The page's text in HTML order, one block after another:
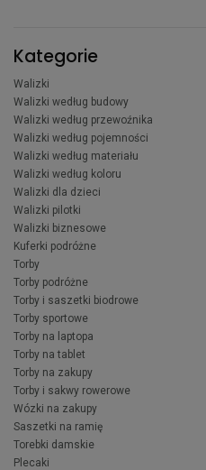
Kategorie
Walizki
Walizki według budowy
Walizki według przewoźnika
Walizki według pojemności
Walizki według materiału
Walizki według koloru
Walizki dla dzieci
Walizki pilotki
Walizki biznesowe
Kuferki podróżne
Torby
Torby podróżne
Torby i saszetki biodrowe
Torby sportowe
Torby na laptopa
Torby na tablet
Torby na zakupy
Torby i sakwy rowerowe
Wózki na zakupy
Saszetki na ramię
Torebki damskie
Plecaki